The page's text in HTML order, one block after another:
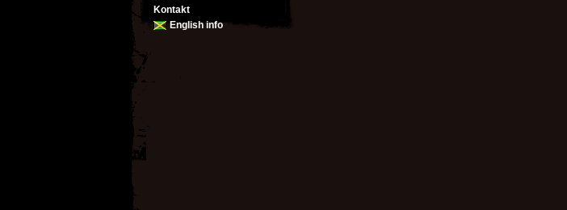
Kontakt
English info